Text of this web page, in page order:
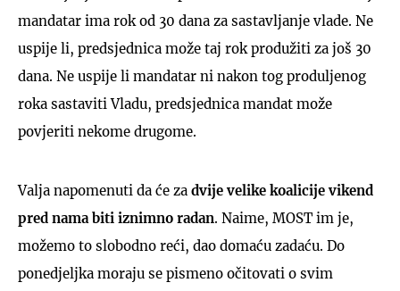
mandatar ima rok od 30 dana za sastavljanje vlade. Ne
uspije li, predsjednica može taj rok produžiti za još 30
dana. Ne uspije li mandatar ni nakon tog produljenog
roka sastaviti Vladu, predsjednica mandat može
povjeriti nekome drugome.
Valja napomenuti da će za dvije velike koalicije vikend
pred nama biti iznimno radan. Naime, MOST im je,
možemo to slobodno reći, dao domaću zadaću. Do
ponedjeljka moraju se pismeno očitovati o svim